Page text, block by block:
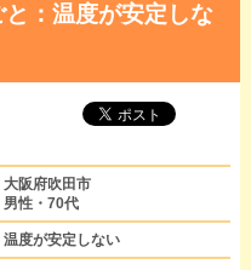
：温度が安定しな
大阪府吹田市
男性・70代
温度が安定しない